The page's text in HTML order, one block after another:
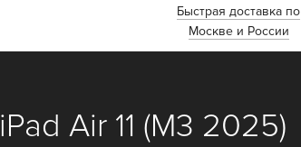
Быстрая доставка по
Москве и России
iPad Air 11 (M3 2025)